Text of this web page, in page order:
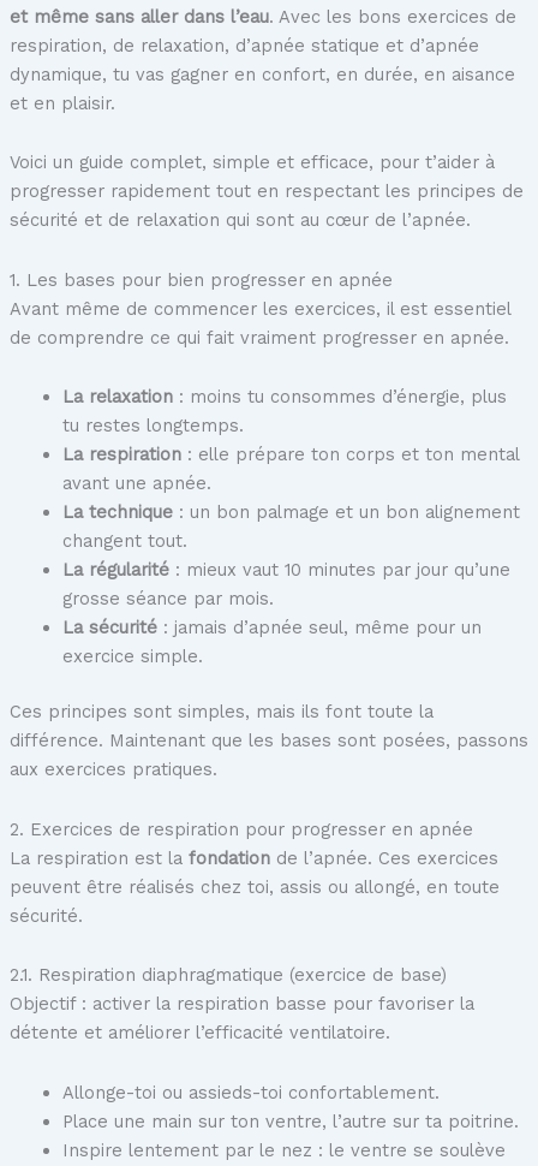
et même sans aller dans l’eau. Avec les bons exercices de
respiration, de relaxation, d’apnée statique et d’apnée
dynamique, tu vas gagner en confort, en durée, en aisance
et en plaisir.
Voici un guide complet, simple et efficace, pour t’aider à
progresser rapidement tout en respectant les principes de
sécurité et de relaxation qui sont au cœur de l’apnée.
1. Les bases pour bien progresser en apnée
Avant même de commencer les exercices, il est essentiel
de comprendre ce qui fait vraiment progresser en apnée.
La relaxation: moins tu consommes d’énergie, plus
tu restes longtemps.
La respiration: elle prépare ton corps et ton mental
avant une apnée.
La technique: un bon palmage et un bon alignement
changent tout.
La régularité: mieux vaut 10 minutes par jour qu’une
grosse séance par mois.
La sécurité: jamais d’apnée seul, même pour un
exercice simple.
Ces principes sont simples, mais ils font toute la
différence. Maintenant que les bases sont posées, passons
aux exercices pratiques.
2. Exercices de respiration pour progresser en apnée
La respiration est la fondationde l’apnée. Ces exercices
peuvent être réalisés chez toi, assis ou allongé, en toute
sécurité.
2.1. Respiration diaphragmatique (exercice de base)
Objectif : activer la respiration basse pour favoriser la
détente et améliorer l’efficacité ventilatoire.
Allonge-toi ou assieds-toi confortablement.
Place une main sur ton ventre, l’autre sur ta poitrine.
Inspire lentement par le nez : le ventre se soulève